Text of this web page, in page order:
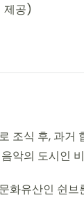
제공)
조식 후, 과거
악의 도시인
화유산인 쉰브